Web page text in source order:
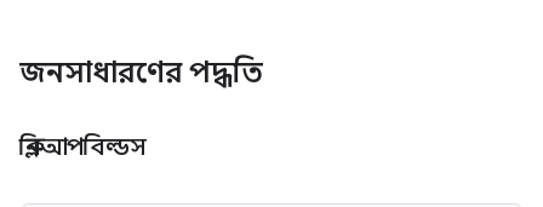
জনসাধারণের পদ্ধতি
ক্লিনআপবিল্ডস